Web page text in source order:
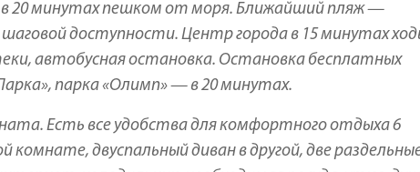
в 20 минутах пешком от моря. Ближайший пляж —
доступности. Центр города в 15 минутах
автобусная остановка. Остановка бесплатных
парка «Олимп» — в 20 минутах.
Есть все удобства для комфортного отдыха 6
комнате, двуспальный диван в другой, две